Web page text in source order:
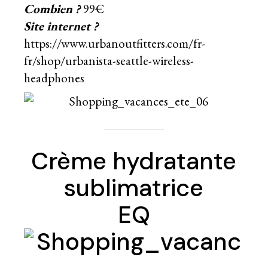
Combien ?99€
Site internet ?
https://www.urbanoutfitters.com/fr-
fr/shop/urbanista-seattle-wireless-
headphones
Crème hydratante
sublimatrice
EQ